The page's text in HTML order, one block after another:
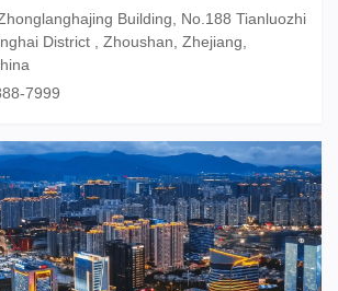
Building, No.188 Tianluozhi
District , Zhoushan, Zhejiang,
7999